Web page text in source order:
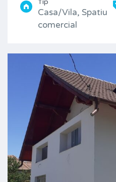
Tip
Casa/Vila, Spatiu
comercial